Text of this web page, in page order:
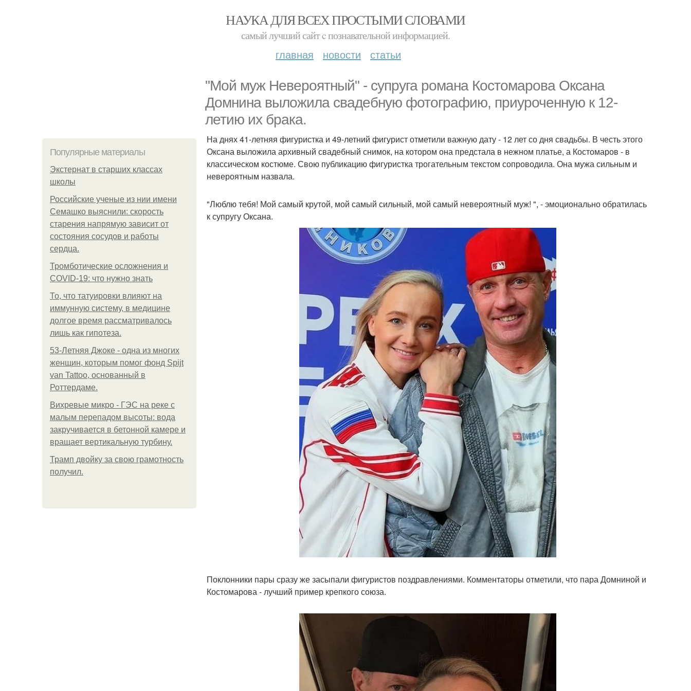
НАУКА ДЛЯ ВСЕХ ПРОСТЫМИ СЛОВАМИ
самый лучший сайт c познавательной информацией.
главная новости статьи
"Мой муж Невероятный" - супруга романа Костомарова Оксана
Домнина выложила свадебную фотографию, приуроченную к 12-
летию их брака.
Популярные материалы
Экстернат в старших классах
школы
Российские ученые из нии имени
Семашко выяснили: скорость
старения напрямую зависит от
состояния сосудов и работы
сердца.
Тромботические осложнения и
COVID-19: что нужно знать
То, что татуировки влияют на
иммунную систему, в медицине
долгое время рассматривалось
лишь как гипотеза.
53-Летняя Джоке - одна из многих
женщин, которым помог фонд Spijt
van Tattoo, основанный в
Роттердаме.
Вихревые микро - ГЭС на реке с
малым перепадом высоты: вода
закручивается в бетонной камере и
вращает вертикальную турбину.
Трамп двойку за свою грамотность
получил.
На днях 41-летняя фигуристка и 49-летний фигурист отметили важную дату - 12 лет со дня свадьбы. В честь этого
Оксана выложила архивный свадебный снимок, на котором она предстала в нежном платье, а Костомаров - в
классическом костюме. Свою публикацию фигуристка трогательным текстом сопроводила. Она мужа сильным и
невероятным назвала.
"Люблю тебя! Мой самый крутой, мой самый сильный, мой самый невероятный муж! ", - эмоционально обратилась
к супругу Оксана.
Поклонники пары сразу же засыпали фигуристов поздравлениями. Комментаторы отметили, что пара Домниной и
Костомарова - лучший пример крепкого союза.